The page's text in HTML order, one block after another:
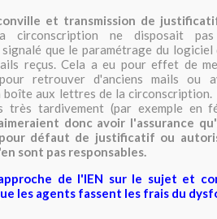
et transmission de
circonscription ne disposait
que le paramétrage du
reçus. Cela a eu pour effet de
retrouver d'anciens mails ou
aux lettres de la circonscription.
très tardivement (par exemple en
donc avoir l'assurance
défaut de justificatif ou
sont pas responsables.
de l'IEN sur le sujet et
les agents fassent les frais du